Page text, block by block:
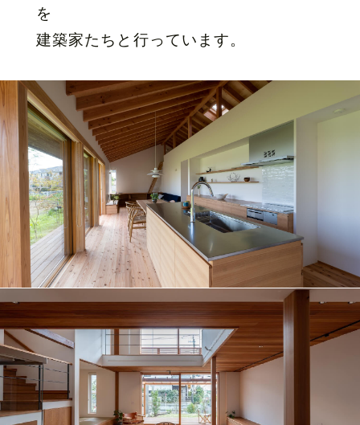
を
建築家たちと行っています。